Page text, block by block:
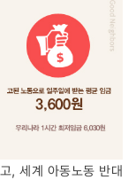
, 세계 아동노동 반대